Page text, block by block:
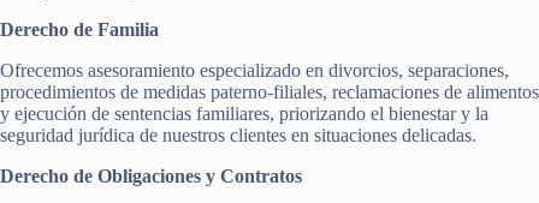
Derecho de Familia
Ofrecemos asesoramiento especializado en divorcios, separaciones,
procedimientos de medidas paterno-filiales, reclamaciones de alimentos
y ejecución de sentencias familiares, priorizando el bienestar y la
seguridad jurídica de nuestros clientes en situaciones delicadas.
Derecho de Obligaciones y Contratos